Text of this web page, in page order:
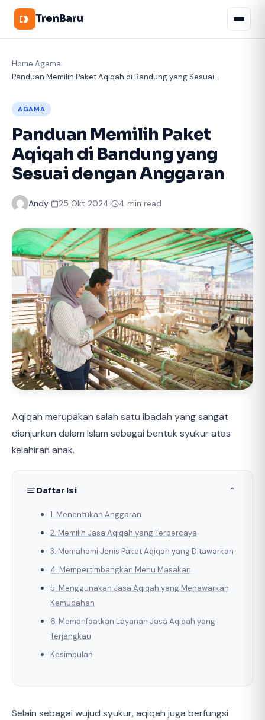
TrenBaru
Home Agama
Panduan Memilih Paket Aqiqah di Bandung yang Sesuai...
AGAMA
Panduan Memilih Paket
Aqiqah di Bandung yang
Sesuai dengan Anggaran
Andy 25 Okt 2024 4 min read
Aqiqah merupakan salah satu ibadah yang sangat
dianjurkan dalam Islam sebagai bentuk syukur atas
kelahiran anak.
Daftar Isi ⌃
1. Menentukan Anggaran
2. Memilih Jasa Aqiqah yang Terpercaya
3. Memahami Jenis Paket Aqiqah yang Ditawarkan
4. Mempertimbangkan Menu Masakan
5. Menggunakan Jasa Aqiqah yang Menawarkan
Kemudahan
6. Memanfaatkan Layanan Jasa Aqiqah yang
Terjangkau
Kesimpulan
Selain sebagai wujud syukur, aqiqah juga berfungsi